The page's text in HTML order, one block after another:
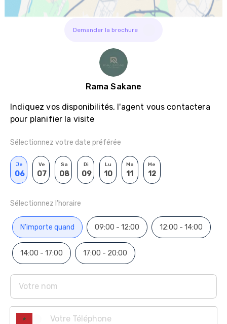
Demander la brochure
Rama Sakane
Indiquez vos disponibilités, l'agent vous contactera
pour planifier la visite
Sélectionnez votre date préférée
Je
06
Ve
07
Sa
08
Di
09
Lu
10
Ma
11
Me
12
Sélectionnez l'horaire
N'importe quand 09:00 - 12:00 12:00 - 14:00
14:00 - 17:00 17:00 - 20:00